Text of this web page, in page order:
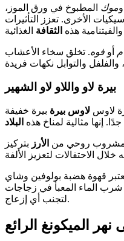
موك المطبوخ في ورق الموز،
الأخرى. تعزز التأثيرات
والفيتنامية هذه الثقافة
أو فوه. تخلق سخاء الأعشاب
بيرة لاو واللاو لاو الشهير
لاوس لاوس بيرة بيرة خفيفة
إنها مثالية لمناخ هذه البلاد
مشروب روحي من الأرز بتركيز
قهوة هضبة بولوفين وشاي
الماء المعبأ في زجاجات
لتجنب أي إزعاج.
الميكونغ الرائع